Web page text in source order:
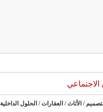
/ الأثاث / العقارات / الحلول الداخلية